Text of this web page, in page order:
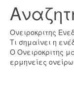
Ονειροκριτης
Τι σημαίνει η
Ο Ονειροκριτης
ερμηνείες